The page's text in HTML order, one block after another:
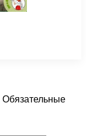
Обязательные